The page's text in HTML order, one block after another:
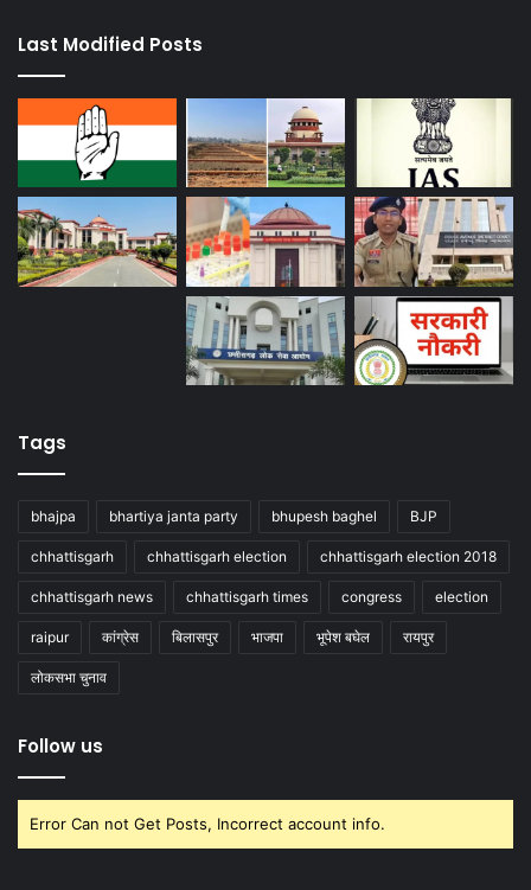
Last Modified Posts
Tags
bhajpa bhartiya janta party bhupesh baghel BJP
chhattisgarh chhattisgarh election chhattisgarh election 2018
chhattisgarh news chhattisgarh times congress election
raipur कांग्रेस बिलासपुर भाजपा भूपेश बघेल रायपुर
लोकसभा चुनाव
Follow us
Error Can not Get Posts, Incorrect account info.